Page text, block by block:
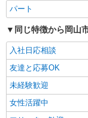
パート
同じ特徴から岡山
入社日応相談
友達と応募OK
未経験歓迎
女性活躍中